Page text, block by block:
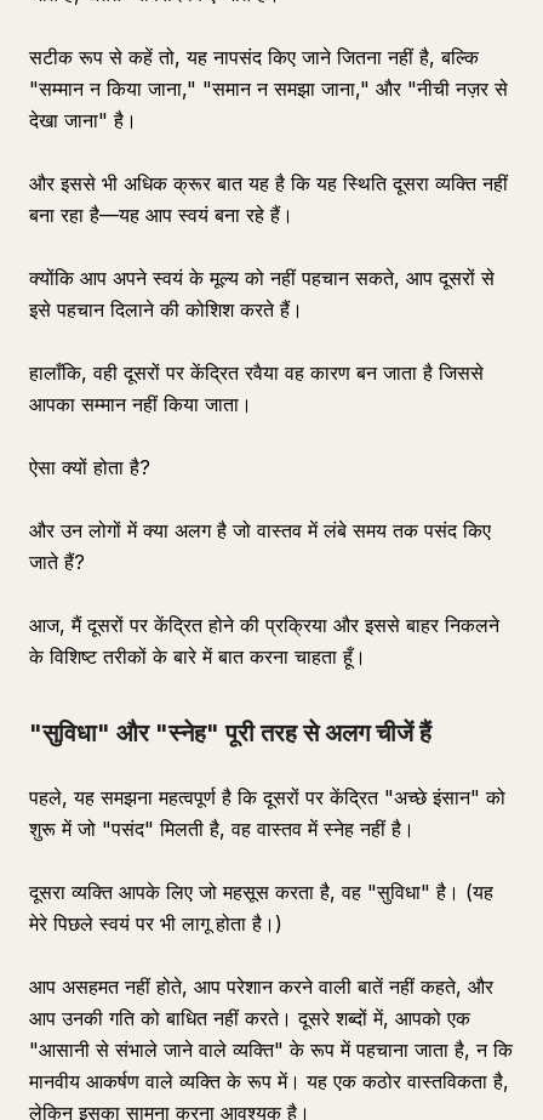
सटीक रूप से कहें तो, यह नापसंद किए जाने जितना नहीं है, बल्कि
"सम्मान न किया जाना," "समान न समझा जाना," और "नीची नज़र से
देखा जाना" है।
और इससे भी अधिक क्रूर बात यह है कि यह स्थिति दूसरा व्यक्ति नहीं
बना रहा है—यह आप स्वयं बना रहे हैं।
क्योंकि आप अपने स्वयं के मूल्य को नहीं पहचान सकते, आप दूसरों से
इसे पहचान दिलाने की कोशिश करते हैं।
हालाँकि, वही दूसरों पर केंद्रित रवैया वह कारण बन जाता है जिससे
आपका सम्मान नहीं किया जाता।
ऐसा क्यों होता है?
और उन लोगों में क्या अलग है जो वास्तव में लंबे समय तक पसंद किए
जाते हैं?
आज, मैं दूसरों पर केंद्रित होने की प्रक्रिया और इससे बाहर निकलने
के विशिष्ट तरीकों के बारे में बात करना चाहता हूँ।
"सुविधा" और "स्नेह" पूरी तरह से अलग चीजें हैं
पहले, यह समझना महत्वपूर्ण है कि दूसरों पर केंद्रित "अच्छे इंसान" को
शुरू में जो "पसंद" मिलती है, वह वास्तव में स्नेह नहीं है।
दूसरा व्यक्ति आपके लिए जो महसूस करता है, वह "सुविधा" है। (यह
मेरे पिछले स्वयं पर भी लागू होता है।)
आप असहमत नहीं होते, आप परेशान करने वाली बातें नहीं कहते, और
आप उनकी गति को बाधित नहीं करते। दूसरे शब्दों में, आपको एक
"आसानी से संभाले जाने वाले व्यक्ति" के रूप में पहचाना जाता है, न कि
मानवीय आकर्षण वाले व्यक्ति के रूप में। यह एक कठोर वास्तविकता है,
लेकिन इसका सामना करना आवश्यक है।